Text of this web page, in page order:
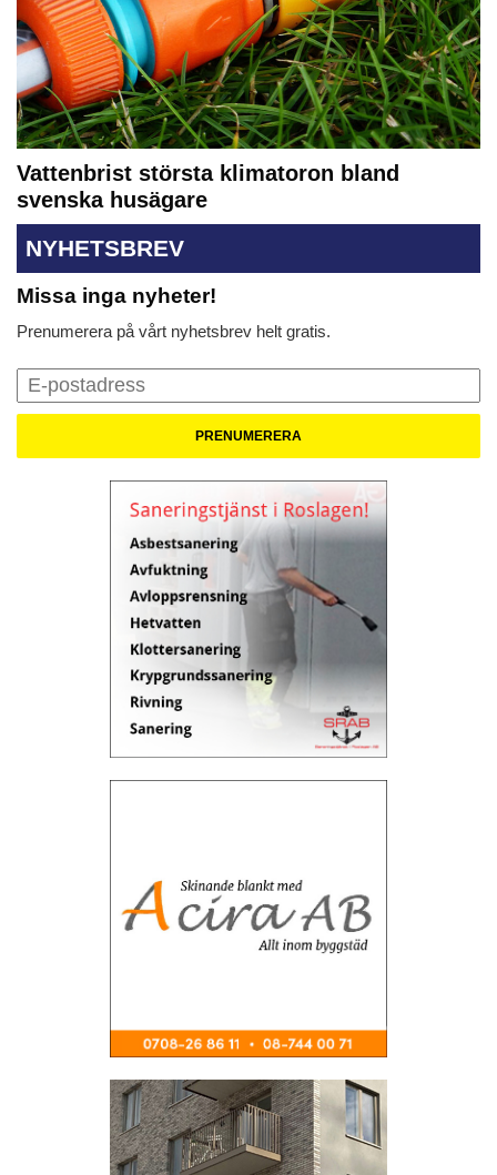
Vattenbrist största klimatoron bland
svenska husägare
NYHETSBREV
Missa inga nyheter!
Prenumerera på vårt nyhetsbrev helt gratis.